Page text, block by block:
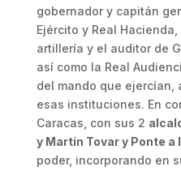
gobernador y capitán
Ejército y Real
artillería y el auditor de
así como la Real
del mando que ejercían,
esas instituciones. En
Caracas, con sus 2
y Martín Tovar y Ponte a
poder, incorporando en